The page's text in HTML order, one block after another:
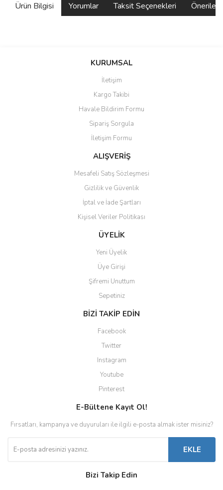
Ürün Bilgisi Yorumlar Taksit Seçenekleri
Bu ürüne ilk yorumu siz yapın!
Ürün resmi kalitesiz, bozuk veya görüntülenemiyor.
Ürün açıklamasında eksik bilgiler bulunuyor.
Ürün bilgilerinde hatalar bulunuyor.
Ürün fiyatı diğer sitelerden daha pahalı.
Bu ürüne benzer farklı alternatifler olmalı.
Gönder
KURUMSAL
İletişim
Kargo Takibi
Havale Bildirim Formu
Sipariş Sorgula
İletişim Formu
ALIŞVERİŞ
Mesafeli Satış Sözleşmesi
Gizlilik ve Güvenlik
İptal ve İade Şartları
Kişisel Veriler Politikası
ÜYELİK
Yeni Üyelik
Üye Girişi
Şifremi Unuttum
Sepetiniz
BİZİ TAKİP EDİN
Facebook
Twitter
Instagram
Youtube
Pinterest
E-Bültene Kayıt Ol!
Fırsatları, kampanya ve duyuruları ile ilgili e-posta almak ister misiniz?
EKLE
Bizi Takip Edin